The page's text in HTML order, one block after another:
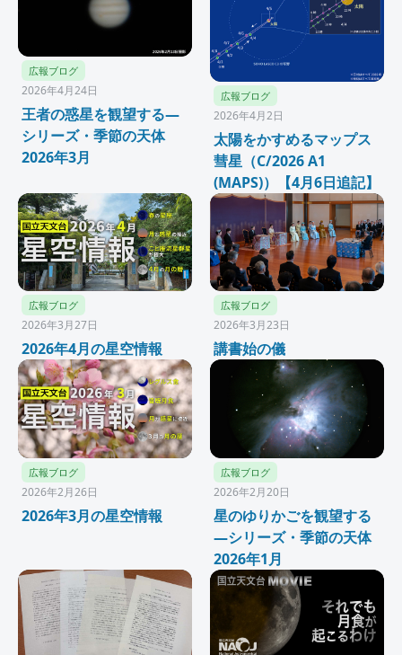
広報ブログ
2026年4月24日
王者の惑星を観望する―
シリーズ・季節の天体
2026年3月
広報ブログ
2026年4月2日
太陽をかすめるマップス
彗星（C/2026 A1
(MAPS)）【4月6日追記】
広報ブログ
2026年3月27日
2026年4月の星空情報
広報ブログ
2026年3月23日
講書始の儀
広報ブログ
2026年2月26日
2026年3月の星空情報
広報ブログ
2026年2月20日
星のゆりかごを観望する
―シリーズ・季節の天体
2026年1月